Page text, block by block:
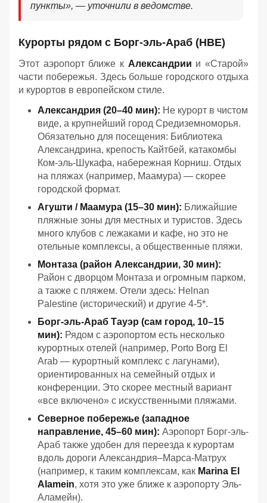
пункты», — уточнили в ведомстве.
Курорты рядом с Борг-эль-Араб (HBE)
Этот аэропорт ближе к Александрии и «Старой»
части побережья. Здесь больше городского отдыха
и курортов в европейском стиле.
Александрия (20–40 мин): Не курорт в чистом
виде, а крупнейший город Средиземноморья.
Обязательно для посещения: Библиотека
Александрина, крепость Кайтбей, катакомбы
Ком-эль-Шукафа, набережная Корниш. Отдых
на пляжах (например, Маамура) — скорее
городской формат.
Агушти / Маамура (15–30 мин): Ближайшие
пляжные зоны для местных и туристов. Здесь
много клубов с лежаками и кафе, но это не
отельные комплексы, а общественные пляжи.
Монтаза (район Александрии, 30 мин):
Район с дворцом Монтаза и огромным парком,
а также с пляжем. Отели здесь: Helnan
Palestine (исторический) и другие 4-5*.
Борг-эль-Араб Тауэр (сам город, 10–15
мин): Рядом с аэропортом есть несколько
курортных отелей (например, Porto Borg El
Arab — курортный комплекс с лагунами),
ориентированных на семейный отдых и
конференции. Это скорее местный вариант
«все включено» с искусственными пляжами.
Северное побережье (западное
направление, 45–60 мин): Аэропорт Борг-эль-
Араб также удобен для переезда к курортам
вдоль дороги Александрия–Марса-Матрух
(например, к таким комплексам, как Marina El
Alamein, хотя это уже ближе к аэропорту Эль-
Аламейн).